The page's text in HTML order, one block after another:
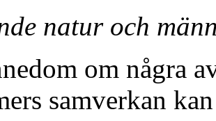
natur och
om några
samverkan